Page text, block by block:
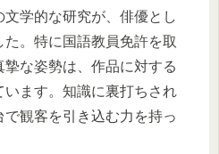
学的な研究が、俳優とし
。特に国語教員免許を取
な姿勢は、作品に対する
ます。知識に裏打ちされ
観客を引き込む力を持っ